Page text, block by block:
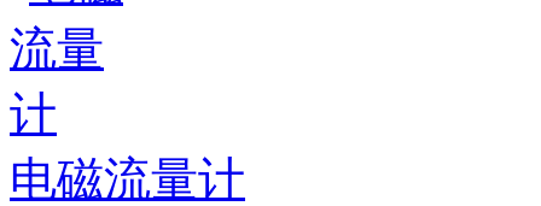
电磁流量计